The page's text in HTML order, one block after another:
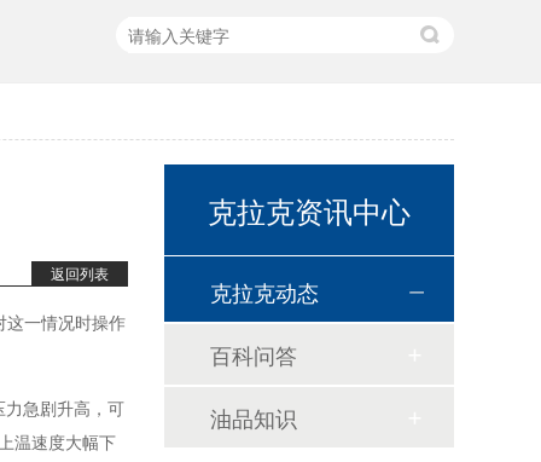
返回列表
这一情况时操作
急剧升高，可
温速度大幅下
克拉克资讯中心
克拉克动态
百科问答
油品知识
高温链条油HL350